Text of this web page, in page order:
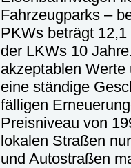
Fahrzeugparks –
PKWs beträgt
der LKWs 10
akzeptablen
eine ständige
fälligen
Preisniveau von
lokalen Straßen
und Autostraßen